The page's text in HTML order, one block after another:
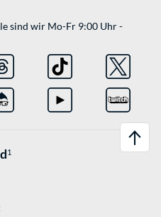
sind wir Mo-Fr 9:00 Uhr -
1